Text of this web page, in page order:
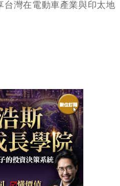
台灣在電動車產業與印太地